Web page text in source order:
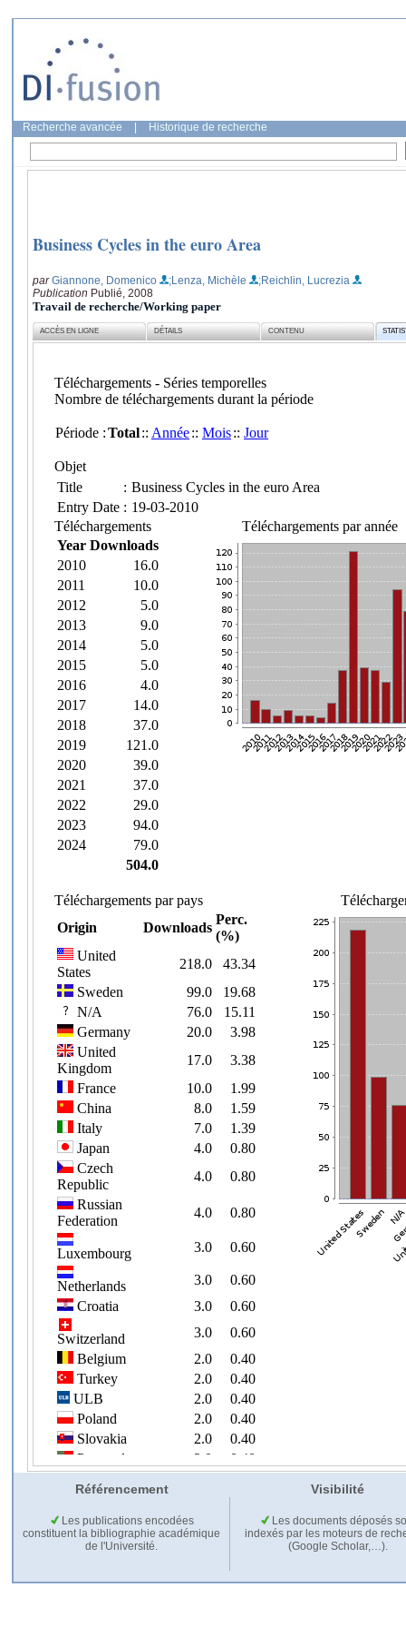
Recherche avancée Historique de recherche
Business Cycles in the euro Area
parGiannone, Domenico ;Lenza, Michèle
;Reichlin, Lucrezia
Publication Publié, 2008
Travail de recherche/Working paper
ACCÈS EN LIGNE DÉTAILS CONTENU
Référencement Visibilité
Les publications encodées
constituent la bibliographie académique
de l'Université.
Les documents déposés
indexés par les moteurs de
(Google Scholar,…).